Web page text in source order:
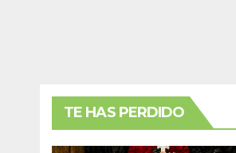
TE HAS PERDIDO